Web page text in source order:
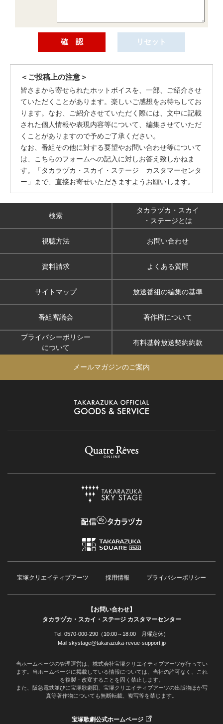
＜ご投稿上の注意＞
皆さまから寄せられたホットボイスを、一部、ご紹介させ
ていただくことがあります。楽しいご感想をお待ちしてお
ります。なお、ご紹介させていただく際には、文中に記載
された個人情報や表現内容等について、編集させていただ
くことがありますので予めご了承ください。
なお、番組その他に対する要望やお問い合わせ等について
は、こちらのフォームへの記入に対しお答え致しかねま
す。「タカラヅカ・スカイ・ステージ カスタマーセンタ
ー」まで、直接お寄せいただきますようお願いします。
検索
タカラヅカ・スカイ
・ステージとは
視聴方法 お問い合わせ
資料請求 よくある質問
サイトマップ 放送番組の編集の基準
番組審議会 著作権について
プライバシーポリシー
について
有料基幹放送契約約款
メールマガジンのご案内
宝塚クリエイティブアーツ 採用情報 プライバシーポリシー
【お問い合わせ】
タカラヅカ・スカイ・ステージ カスタマーセンター
Tel. 0570-000-290（10:00～18:00 月曜定休）
Mail skystage@takarazuka-revue-support.jp
当ホームページの管理運営は、株式会社宝塚クリエイティブアーツが行ってい
ます。当ホームページに掲載している情報については、当社の許可なく、これ
を複製・改変することを固く禁止します。
また、阪急電鉄並びに宝塚歌劇団、宝塚クリエイティブアーツの出版物ほか写
真等著作物についても無断転載、複写等を禁じます。
宝塚歌劇公式ホームページ